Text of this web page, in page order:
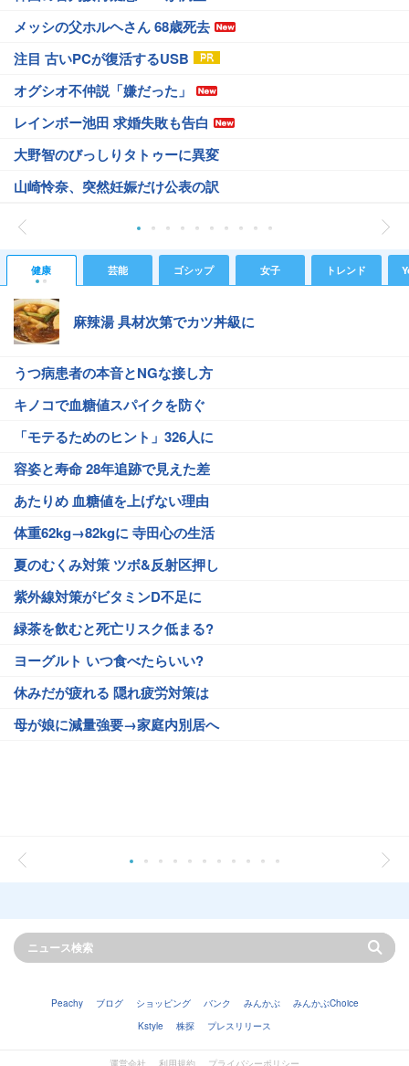
メッシの父ホルヘさん 68歳死去
注目 古いPCが復活するUSB
オグシオ不仲説「嫌だった」
レインボー池田 求婚失敗も告白
大野智のびっしりタトゥーに異変
山崎怜奈、突然妊娠だけ公表の訳
健康 芸能 ゴシップ 女子 トレンド
麻辣湯 具材次第でカツ丼級に
うつ病患者の本音とNGな接し方
キノコで血糖値スパイクを防ぐ
「モテるためのヒント」326人に
容姿と寿命 28年追跡で見えた差
あたりめ 血糖値を上げない理由
体重62kg→82kgに 寺田心の生活
夏のむくみ対策 ツボ&反射区押し
紫外線対策がビタミンD不足に
緑茶を飲むと死亡リスク低まる?
ヨーグルト いつ食べたらいい?
休みだが疲れる 隠れ疲労対策は
母が娘に減量強要→家庭内別居へ
Peachy ブログ ショッピング バンク みんかぶ
みんかぶChoice
Kstyle
株探 プレスリリース
運営会社 利用規約 プライバシーポリシー